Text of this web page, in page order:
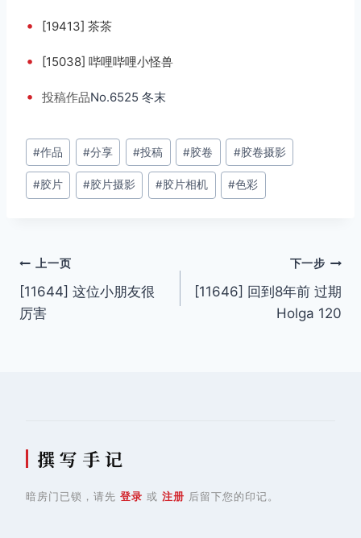
• [19413] 茶茶
• [15038] 哔哩哔哩小怪兽
• 投稿作品No.6525 冬末
文
章
标
#作品 #分享 #投稿 #胶卷 #胶卷摄影
#胶片 #胶片摄影 #胶片相机 #色彩
文
章
上一页
[11644] 这位小朋友很
厉害
下一步
[11646] 回到8年前 过期
Holga 120
撰 写 手 记
暗房门已锁，请先 登录 或 注册 后留下您的印记。